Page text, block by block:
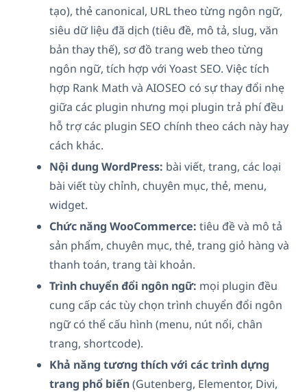
tạo), thẻ canonical, URL theo từng ngôn ngữ,
siêu dữ liệu đã dịch (tiêu đề, mô tả, slug, văn
bản thay thế), sơ đồ trang web theo từng
ngôn ngữ, tích hợp với Yoast SEO. Việc tích
hợp Rank Math và AIOSEO có sự thay đổi nhẹ
giữa các plugin nhưng mọi plugin trả phí đều
hỗ trợ các plugin SEO chính theo cách này hay
cách khác.
Nội dung WordPress: bài viết, trang, các loại
bài viết tùy chỉnh, chuyên mục, thẻ, menu,
widget.
Chức năng WooCommerce: tiêu đề và mô tả
sản phẩm, chuyên mục, thẻ, trang giỏ hàng và
thanh toán, trang tài khoản.
Trình chuyển đổi ngôn ngữ: mọi plugin đều
cung cấp các tùy chọn trình chuyển đổi ngôn
ngữ có thể cấu hình (menu, nút nổi, chân
trang, shortcode).
Khả năng tương thích với các trình dựng
trang phổ biến(Gutenberg, Elementor, Divi,